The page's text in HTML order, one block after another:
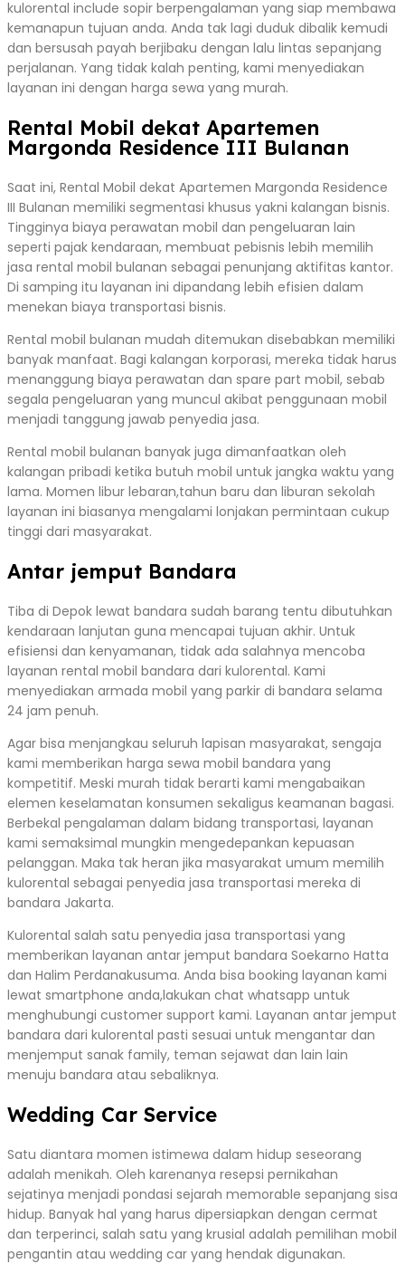
kulorental include sopir berpengalaman yang siap membawa
kemanapun tujuan anda. Anda tak lagi duduk dibalik kemudi
dan bersusah payah berjibaku dengan lalu lintas sepanjang
perjalanan. Yang tidak kalah penting, kami menyediakan
layanan ini dengan harga sewa yang murah.
Rental Mobil dekat Apartemen
Margonda Residence III Bulanan
Saat ini, Rental Mobil dekat Apartemen Margonda Residence
III Bulanan memiliki segmentasi khusus yakni kalangan bisnis.
Tingginya biaya perawatan mobil dan pengeluaran lain
seperti pajak kendaraan, membuat pebisnis lebih memilih
jasa rental mobil bulanan sebagai penunjang aktifitas kantor.
Di samping itu layanan ini dipandang lebih efisien dalam
menekan biaya transportasi bisnis.
Rental mobil bulanan mudah ditemukan disebabkan memiliki
banyak manfaat. Bagi kalangan korporasi, mereka tidak harus
menanggung biaya perawatan dan spare part mobil, sebab
segala pengeluaran yang muncul akibat penggunaan mobil
menjadi tanggung jawab penyedia jasa.
Rental mobil bulanan banyak juga dimanfaatkan oleh
kalangan pribadi ketika butuh mobil untuk jangka waktu yang
lama. Momen libur lebaran,tahun baru dan liburan sekolah
layanan ini biasanya mengalami lonjakan permintaan cukup
tinggi dari masyarakat.
Antar jemput Bandara
Tiba di Depok lewat bandara sudah barang tentu dibutuhkan
kendaraan lanjutan guna mencapai tujuan akhir. Untuk
efisiensi dan kenyamanan, tidak ada salahnya mencoba
layanan rental mobil bandara dari kulorental. Kami
menyediakan armada mobil yang parkir di bandara selama
24 jam penuh.
Agar bisa menjangkau seluruh lapisan masyarakat, sengaja
kami memberikan harga sewa mobil bandara yang
kompetitif. Meski murah tidak berarti kami mengabaikan
elemen keselamatan konsumen sekaligus keamanan bagasi.
Berbekal pengalaman dalam bidang transportasi, layanan
kami semaksimal mungkin mengedepankan kepuasan
pelanggan. Maka tak heran jika masyarakat umum memilih
kulorental sebagai penyedia jasa transportasi mereka di
bandara Jakarta.
Kulorental salah satu penyedia jasa transportasi yang
memberikan layanan antar jemput bandara Soekarno Hatta
dan Halim Perdanakusuma. Anda bisa booking layanan kami
lewat smartphone anda,lakukan chat whatsapp untuk
menghubungi customer support kami. Layanan antar jemput
bandara dari kulorental pasti sesuai untuk mengantar dan
menjemput sanak family, teman sejawat dan lain lain
menuju bandara atau sebaliknya.
Wedding Car Service
Satu diantara momen istimewa dalam hidup seseorang
adalah menikah. Oleh karenanya resepsi pernikahan
sejatinya menjadi pondasi sejarah memorable sepanjang sisa
hidup. Banyak hal yang harus dipersiapkan dengan cermat
dan terperinci, salah satu yang krusial adalah pemilihan mobil
pengantin atau wedding car yang hendak digunakan.